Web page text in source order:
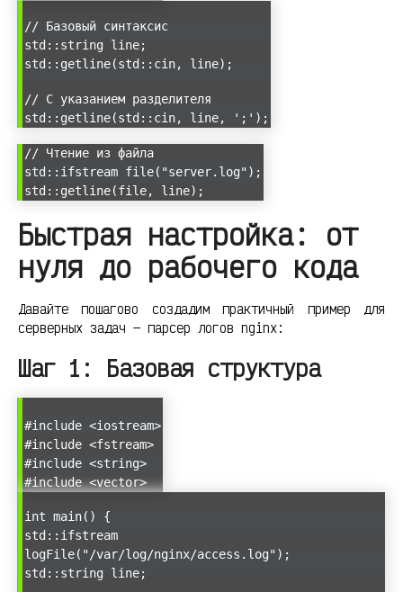
// Базовый синтаксис
std::string line;
std::getline(std::cin, line);
// С указанием разделителя
std::getline(std::cin, line, ';');
// Чтение из файла
std::ifstream file("server.log");
std::getline(file, line);
Быстрая настройка: от
нуля до рабочего кода
Давайте пошагово создадим практичный пример для
серверных задач — парсер логов nginx:
Шаг 1: Базовая структура
#include <iostream>
#include <fstream>
#include <string>
#include <vector>
int main() {
std::ifstream
logFile("/var/log/nginx/access.log");
std::string line;